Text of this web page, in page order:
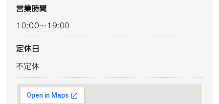
営業時間
10:00～19:00
定休日
不定休